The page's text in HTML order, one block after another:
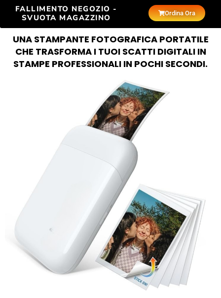
FALLIMENTO NEGOZIO -
SVUOTA MAGAZZINO
Ordina Ora
UNA STAMPANTE FOTOGRAFICA PORTATILE
CHE TRASFORMA I TUOI SCATTI DIGITALI IN
STAMPE PROFESSIONALI IN POCHI SECONDI.